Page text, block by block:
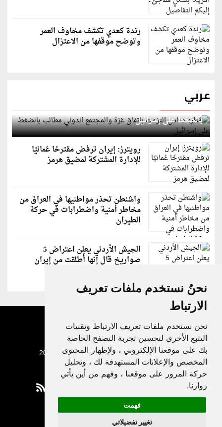
نحنُ نستخدم ملفات تعريف
الارتباط
نحن نستخدم ملفات تعريف الارتباط وتقنيات
التتبع الأخرى لتحسين تجربة التصفح الخاصة
بك على موقعنا الإلكتروني ، ولإظهار المحتوى
المخصص والإعلانات المستهدفة لك ، وتحليل
حركة المرور على موقعنا ، وفهم من أين يأتي
زوارنا.
فهمت
تغيير تفضيلاتي
رندة كعدي تكشف مخاوف العمر
وتوضح موقفها من الاعتزال
عربي
قطر: حماس التزمت باتفاق غزة والمجتمع الدولي مطالب
بالضغط على إسرائيل
رويترز: إيران ترفض مقترحًا عُمانيًا
للإدارة المشتركة لمضيق هرمز
واشنطن تحذر مواطنيها في العراق من
مخاطر أمنية واضطرابات في حركة
الطيران
الجيش الأردني يعلن اعتراض 5
صواريخ قال إنها أُطلقت من إيران
جميع الحقوق محفوظة لدنيا الوطن © 2003 - 2022
Privacy Policy